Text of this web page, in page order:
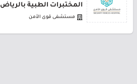
المختبرات الطبية بالرياض
مستشفى قوى الأمن